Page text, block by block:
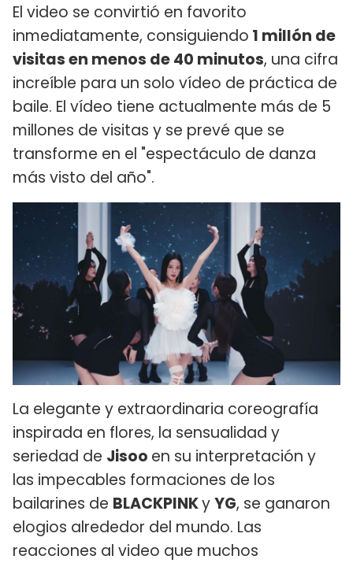
El video se convirtió en favorito
inmediatamente, consiguiendo 1 millón de
visitas en menos de 40 minutos, una cifra
increíble para un solo vídeo de práctica de
baile. El vídeo tiene actualmente más de 5
millones de visitas y se prevé que se
transforme en el "espectáculo de danza
más visto del año".
La elegante y extraordinaria coreografía
inspirada en flores, la sensualidad y
seriedad de Jisoo en su interpretación y
las impecables formaciones de los
bailarines de BLACKPINKyYG, se ganaron
elogios alrededor del mundo. Las
reacciones al video que muchos